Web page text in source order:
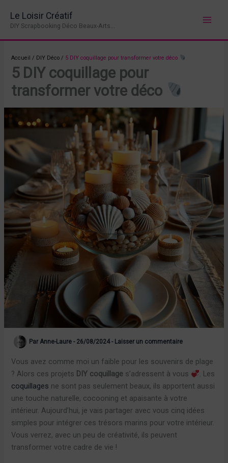
contenu
Le Loisir Créatif
DIY Scrapbooking Déco Beaux-Arts...
Accueil / DIY Déco / 5 DIY coquillage pour transformer votre déco
5 DIY coquillage pour
transformer votre déco
Par Anne-Laure- 26/08/2024- Laisser un commentaire
Vous avez comme moi un faible pour les souvenirs de plage
? Alors ces projets DIY coquillage s’adressent à vous
. Les
coquillages ne sont pas seulement beaux, ils apportent aussi
une touche naturelle, cocooning et apaisante à votre
intérieur. Aujourd’hui, je vais partager avec vous cinq idées
simples pour intégrer ces trésors marins pour votre intérieur.
Vous verrez, avec un peu de créativité, ils peuvent
transformer votre cadre de vie !